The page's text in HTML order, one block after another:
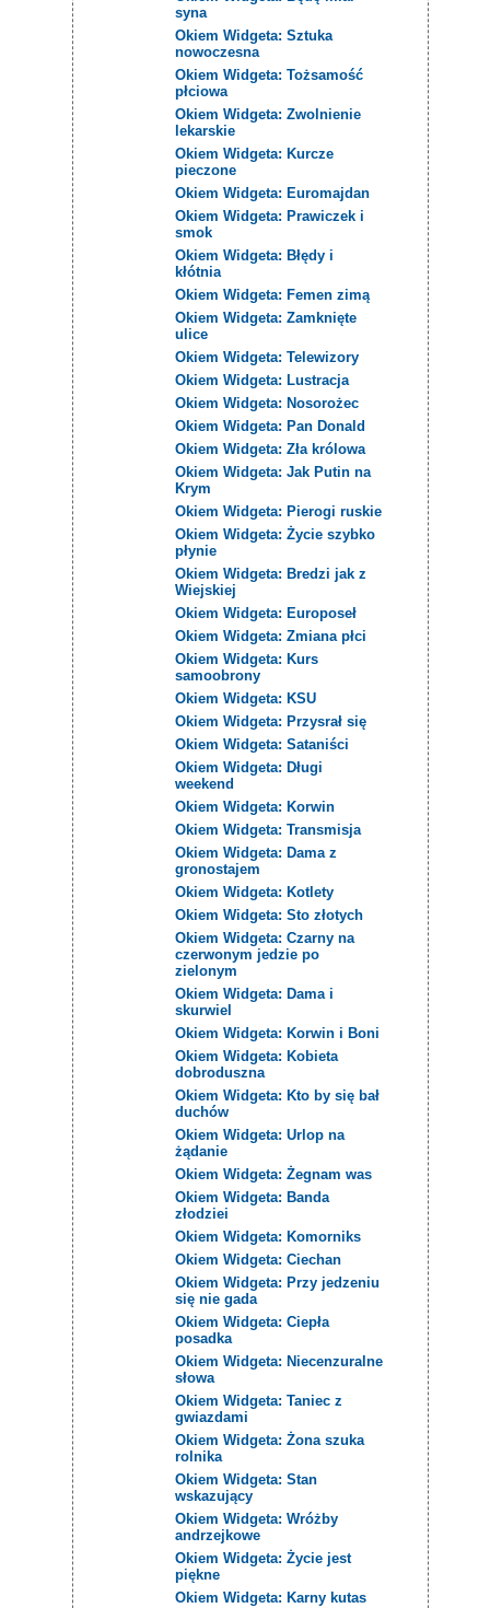
syna
Okiem Widgeta: Sztuka
nowoczesna
Okiem Widgeta: Tożsamość
płciowa
Okiem Widgeta: Zwolnienie
lekarskie
Okiem Widgeta: Kurcze
pieczone
Okiem Widgeta: Euromajdan
Okiem Widgeta: Prawiczek i
smok
Okiem Widgeta: Błędy i
kłótnia
Okiem Widgeta: Femen zimą
Okiem Widgeta: Zamknięte
ulice
Okiem Widgeta: Telewizory
Okiem Widgeta: Lustracja
Okiem Widgeta: Nosorożec
Okiem Widgeta: Pan Donald
Okiem Widgeta: Zła królowa
Okiem Widgeta: Jak Putin na
Krym
Okiem Widgeta: Pierogi ruskie
Okiem Widgeta: Życie szybko
płynie
Okiem Widgeta: Bredzi jak z
Wiejskiej
Okiem Widgeta: Europoseł
Okiem Widgeta: Zmiana płci
Okiem Widgeta: Kurs
samoobrony
Okiem Widgeta: KSU
Okiem Widgeta: Przysrał się
Okiem Widgeta: Sataniści
Okiem Widgeta: Długi
weekend
Okiem Widgeta: Korwin
Okiem Widgeta: Transmisja
Okiem Widgeta: Dama z
gronostajem
Okiem Widgeta: Kotlety
Okiem Widgeta: Sto złotych
Okiem Widgeta: Czarny na
czerwonym jedzie po
zielonym
Okiem Widgeta: Dama i
skurwiel
Okiem Widgeta: Korwin i Boni
Okiem Widgeta: Kobieta
dobroduszna
Okiem Widgeta: Kto by się bał
duchów
Okiem Widgeta: Urlop na
żądanie
Okiem Widgeta: Żegnam was
Okiem Widgeta: Banda
złodziei
Okiem Widgeta: Komorniks
Okiem Widgeta: Ciechan
Okiem Widgeta: Przy jedzeniu
się nie gada
Okiem Widgeta: Ciepła
posadka
Okiem Widgeta: Niecenzuralne
słowa
Okiem Widgeta: Taniec z
gwiazdami
Okiem Widgeta: Żona szuka
rolnika
Okiem Widgeta: Stan
wskazujący
Okiem Widgeta: Wróżby
andrzejkowe
Okiem Widgeta: Życie jest
piękne
Okiem Widgeta: Karny kutas